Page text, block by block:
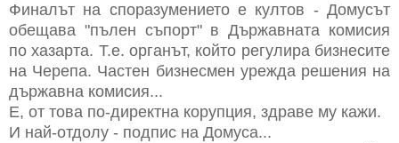
Финалът на споразумението е култов - Домусът
обещава "пълен съпорт" в Държавната комисия
по хазарта. Т.е. органът, който регулира бизнесите
на Черепа. Частен бизнесмен урежда решения на
държавна комисия...
Е, от това по-директна корупция, здраве му кажи.
И най-отдолу - подпис на Домуса...